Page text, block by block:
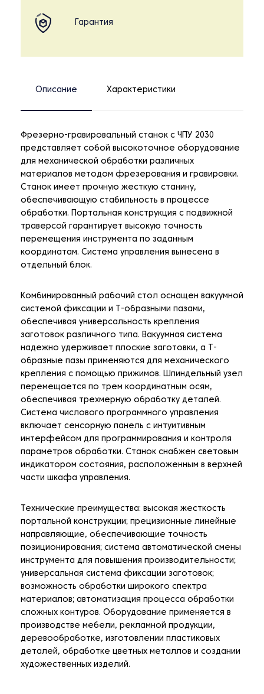
Гарантия
Описание Характеристики
Фрезерно-гравировальный станок с ЧПУ 2030
представляет собой высокоточное оборудование
для механической обработки различных
материалов методом фрезерования и гравировки.
Станок имеет прочную жесткую станину,
обеспечивающую стабильность в процессе
обработки. Портальная конструкция с подвижной
траверсой гарантирует высокую точность
перемещения инструмента по заданным
координатам. Система управления вынесена в
отдельный блок.
Комбинированный рабочий стол оснащен вакуумной
системой фиксации и Т-образными пазами,
обеспечивая универсальность крепления
заготовок различного типа. Вакуумная система
надежно удерживает плоские заготовки, а Т-
образные пазы применяются для механического
крепления с помощью прижимов. Шпиндельный узел
перемещается по трем координатным осям,
обеспечивая трехмерную обработку деталей.
Система числового программного управления
включает сенсорную панель с интуитивным
интерфейсом для программирования и контроля
параметров обработки. Станок снабжен световым
индикатором состояния, расположенным в верхней
части шкафа управления.
Технические преимущества: высокая жесткость
портальной конструкции; прецизионные линейные
направляющие, обеспечивающие точность
позиционирования; система автоматической смены
инструмента для повышения производительности;
универсальная система фиксации заготовок;
возможность обработки широкого спектра
материалов; автоматизация процесса обработки
сложных контуров. Оборудование применяется в
производстве мебели, рекламной продукции,
деревообработке, изготовлении пластиковых
деталей, обработке цветных металлов и создании
художественных изделий.